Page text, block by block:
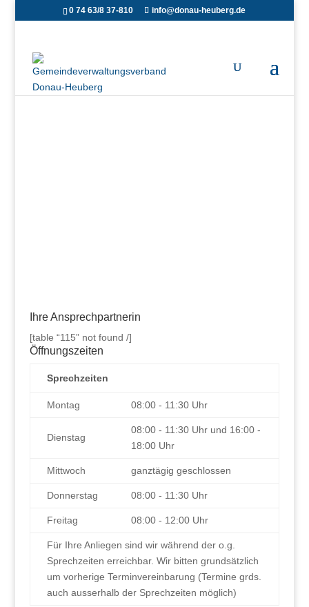
0 74 63/8 37-810 info@donau-heuberg.de
Ihre Ansprechpartnerin
[table “115” not found /]
Öffnungszeiten
Sprechzeiten
Montag 08:00 - 11:30 Uhr
Dienstag
08:00 - 11:30 Uhr und 16:00 -
18:00 Uhr
Mittwoch ganztägig geschlossen
Donnerstag 08:00 - 11:30 Uhr
Freitag 08:00 - 12:00 Uhr
Für Ihre Anliegen sind wir während der o.g.
Sprechzeiten erreichbar. Wir bitten grundsätzlich
um vorherige Terminvereinbarung (Termine grds.
auch ausserhalb der Sprechzeiten möglich)